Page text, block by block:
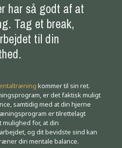
har så godt af at
Tag et break,
til din
kommer til sin ret.
er det faktisk muligt
samtidig med at din hjerne
er tilrettelagt
mulighed for, at din
og dit bevidste sind kan
din mentale balance.